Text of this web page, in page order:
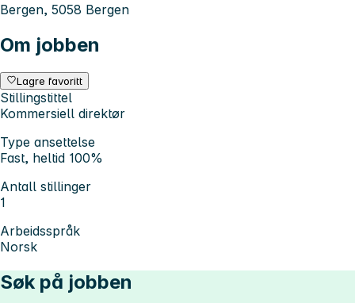
Bergen, 5058 Bergen
Om jobben
Lagre favoritt
Stillingstittel
Kommersiell direktør
Type ansettelse
Fast, heltid 100%
Antall stillinger
1
Arbeidsspråk
Norsk
Søk på jobben